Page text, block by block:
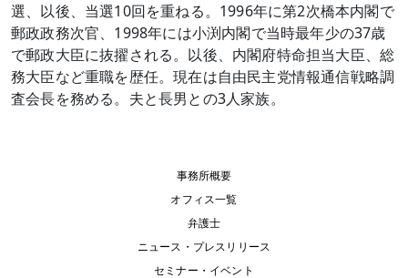
選、以後、当選10回を重ねる。1996年に第2次橋本内閣で
郵政政務次官、1998年には小渕内閣で当時最年少の37歳
で郵政大臣に抜擢される。以後、内閣府特命担当大臣、総
務大臣など重職を歴任。現在は自由民主党情報通信戦略調
査会長を務める。夫と長男との3人家族。
事務所概要
オフィス一覧
弁護士
ニュース・プレスリリース
セミナー・イベント